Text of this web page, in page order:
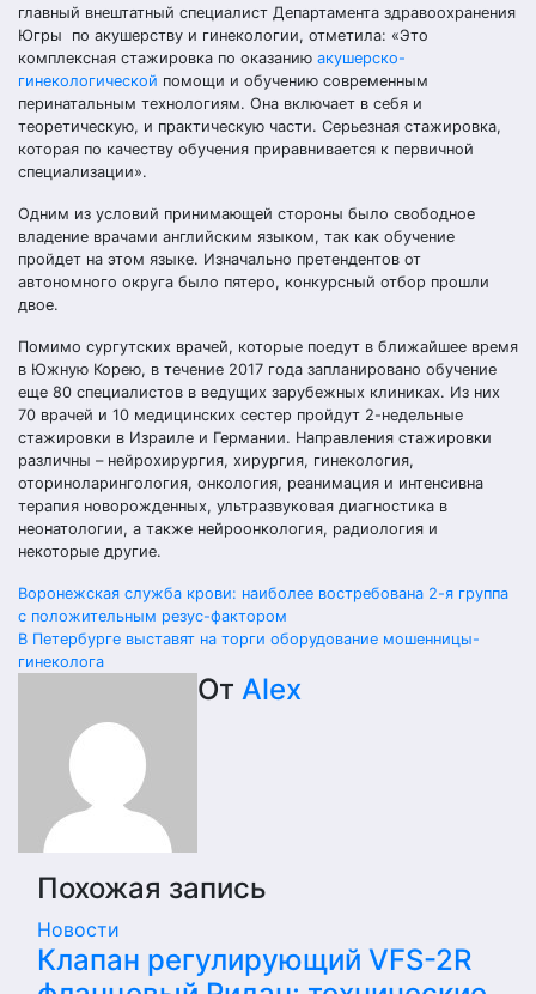
главный внештатный специалист Департамента здравоохранения
Югры по акушерству и гинекологии, отметила: «Это
комплексная стажировка по оказанию акушерско-
гинекологической помощи и обучению современным
перинатальным технологиям. Она включает в себя и
теоретическую, и практическую части. Серьезная стажировка,
которая по качеству обучения приравнивается к первичной
специализации».
Одним из условий принимающей стороны было свободное
владение врачами английским языком, так как обучение
пройдет на этом языке. Изначально претендентов от
автономного округа было пятеро, конкурсный отбор прошли
двое.
Помимо сургутских врачей, которые поедут в ближайшее время
в Южную Корею, в течение 2017 года запланировано обучение
еще 80 специалистов в ведущих зарубежных клиниках. Из них
70 врачей и 10 медицинских сестер пройдут 2-недельные
стажировки в Израиле и Германии. Направления стажировки
различны – нейрохирургия, хирургия, гинекология,
оториноларингология, онкология, реанимация и интенсивна
терапия новорожденных, ультразвуковая диагностика в
неонатологии, а также нейроонкология, радиология и
некоторые другие.
Навигация
по
Воронежская служба крови: наиболее востребована 2-я группа
с положительным резус-фактором
В Петербурге выставят на торги оборудование мошенницы-
гинеколога
От Alex
Похожая запись
Новости
Клапан регулирующий VFS-2R